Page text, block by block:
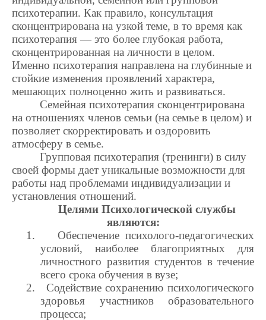
психотерапии. Как правило, консультация
сконцентрирована на узкой теме, в то время как
психотерапия — это более глубокая работа,
сконцентрированная на личности в целом.
Именно психотерапия направлена на глубинные и
стойкие изменения проявлений характера,
мешающих полноценно жить и развиваться.
Семейная психотерапия сконцентрирована
на отношениях членов семьи (на семье в целом) и
позволяет скорректировать и оздоровить
атмосферу в семье.
Групповая психотерапия (тренинги) в силу
своей формы дает уникальные возможности для
работы над проблемами индивидуализации и
установления отношений.
Целями Психологической службы
являются:
1.
Обеспечение психолого-педагогических
условий, наиболее благоприятных для
личностного развития студентов в течение
всего срока обучения в вузе;
2.
Содействие сохранению психологического
здоровья участников образовательного
процесса;